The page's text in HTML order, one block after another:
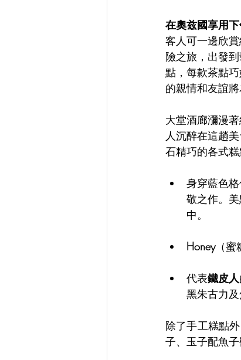
在奧兹國享用
客人可一邊欣
險之旅，出發
點，每款茶點
的親情和友誼
大堂酒廊瀰漫
人沉醉在這趟
石精巧的各式
身穿藍色
敬之作。
中。
Honey（蜜
代表鐵皮人
黑朱古力
除了手工糕點
子、玉子配魚